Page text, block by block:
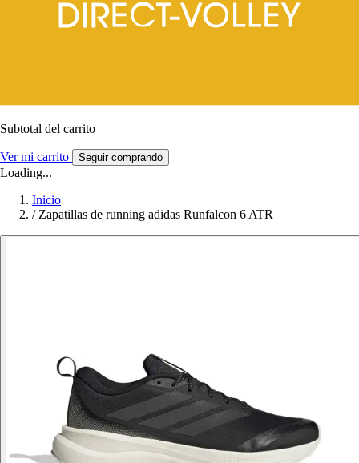
Subtotal del carrito
Ver mi carrito Seguir comprando
Loading...
Inicio
/ Zapatillas de running adidas Runfalcon 6 ATR